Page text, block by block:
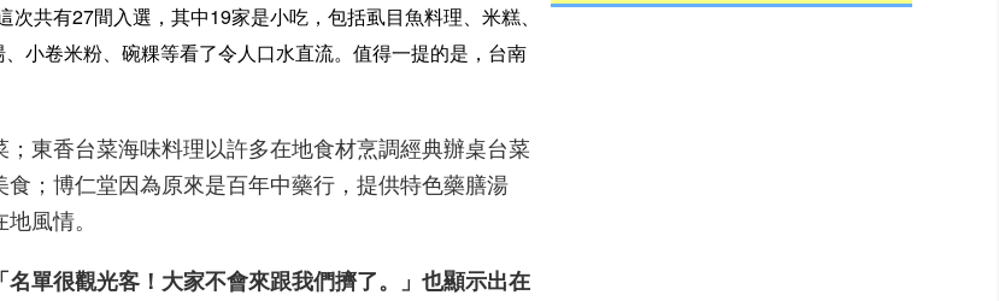
共有27間入選，其中19家是小吃，包括虱目魚料理、米糕、
小卷米粉、碗粿等看了令人口水直流。值得一提的是，台南
東香台菜海味料理以許多在地食材烹調經典辦桌台菜
；博仁堂因為原來是百年中藥行，提供特色藥膳湯
風情。
單很觀光客！大家不會來跟我們擠了。」也顯示出在